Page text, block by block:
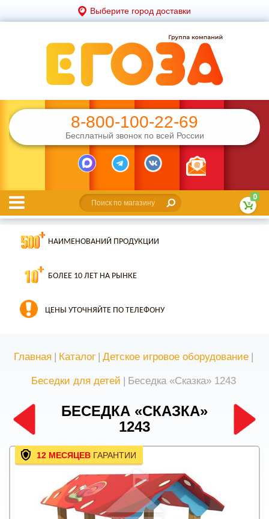
Выберите город доставки
8-800-100-22-69
Бесплатный звонок по всей России
0
НАИМЕНОВАНИЙ ПРОДУКЦИИ
БОЛЕЕ 10 ЛЕТ НА РЫНКЕ
ЦЕНЫ УТОЧНЯЙТЕ ПО ТЕЛЕФОНУ
Главная | Каталог | Детское игровое оборудование |
Беседки для детей | Беседка «Сказка» 1243
БЕСЕДКА «СКАЗКА»
1243
12 МЕСЯЦЕВ ГАРАНТИИ